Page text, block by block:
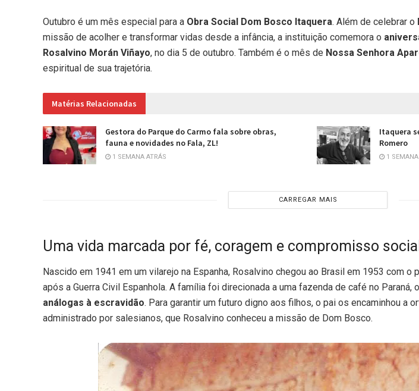
Outubro é um mês especial para a Obra Social Dom Bosco Itaquera. Além de celebrar o
missão de acolher e transformar vidas desde a infância, a instituição comemora o
Rosalvino Morán Viñayo, no dia 5 de outubro. Também é o mês de Nossa Senhora
espiritual de sua trajetória.
Matérias Relacionadas
Gestora do Parque do Carmo fala sobre obras,
fauna e novidades no Fala, ZL!
1 SEMANA ATRÁS
Itaquera
Romero
1 SEMANA
CARREGAR MAIS
Uma vida marcada por fé, coragem e compromisso social
Nascido em 1941 em um vilarejo na Espanha, Rosalvino chegou ao Brasil em 1953 com
após a Guerra Civil Espanhola. A família foi direcionada a uma fazenda de café no Paraná,
análogas à escravidão. Para garantir um futuro digno aos filhos, o pai os encaminhou a
administrado por salesianos, que Rosalvino conheceu a missão de Dom Bosco.